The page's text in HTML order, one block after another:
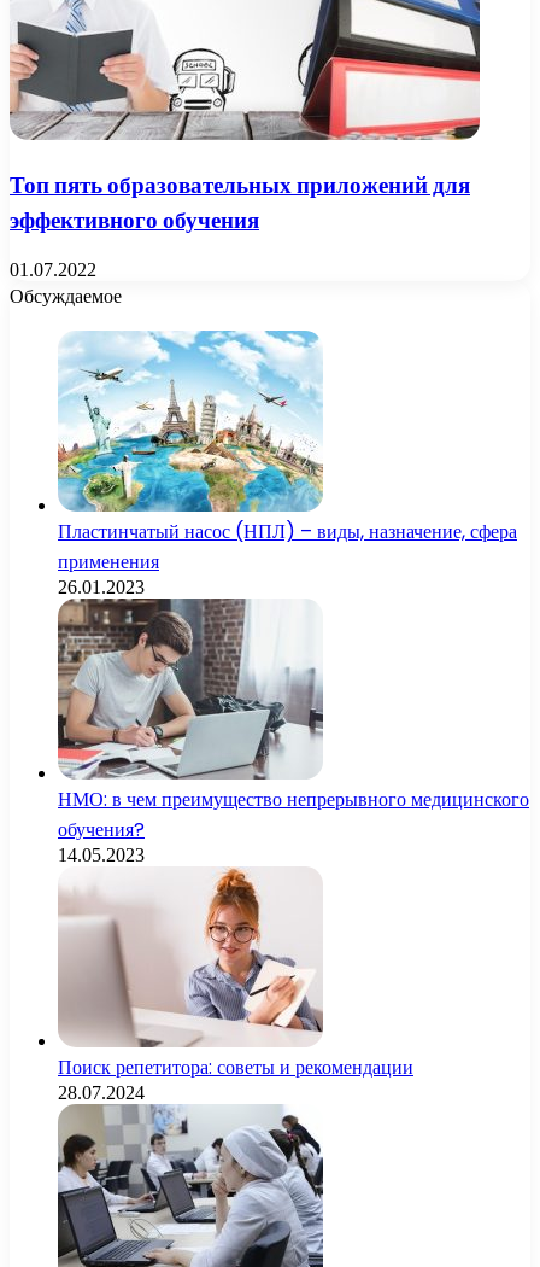
Топ пять образовательных приложений для
эффективного обучения
01.07.2022
Обсуждаемое
Пластинчатый насос (НПЛ) – виды, назначение, сфера
применения
26.01.2023
НМО: в чем преимущество непрерывного медицинского
обучения?
14.05.2023
Поиск репетитора: советы и рекомендации
28.07.2024